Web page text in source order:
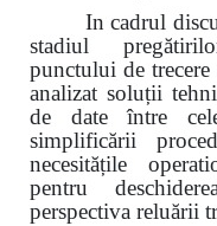
In cadrul
stadiul
punctului de
analizat soluții
de date între
simplificării
necesitățile
pentru
perspectiva reluării